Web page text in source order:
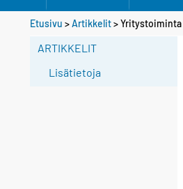
Etusivu >Artikkelit>
ARTIKKELIT
Lisätietoja
S